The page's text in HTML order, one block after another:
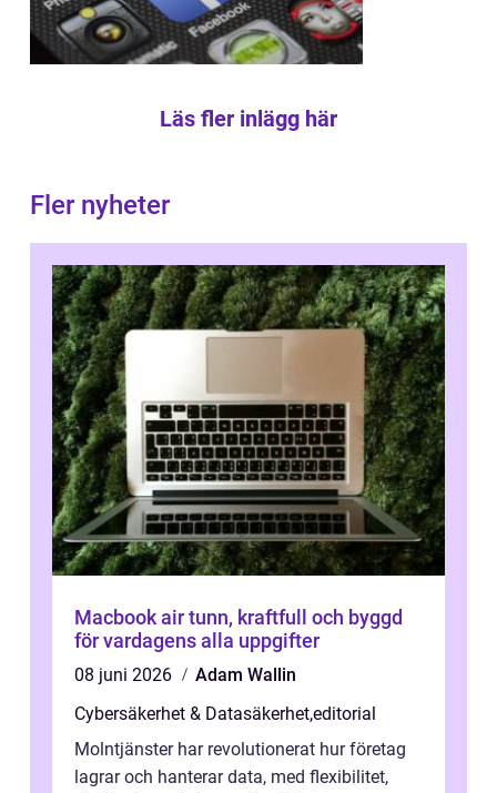
Läs fler inlägg här
Fler nyheter
Macbook air tunn, kraftfull och byggd
för vardagens alla uppgifter
08 juni 2026
Adam Wallin
Cybersäkerhet & Datasäkerhet,editorial
Molntjänster har revolutionerat hur företag
lagrar och hanterar data, med flexibilitet,